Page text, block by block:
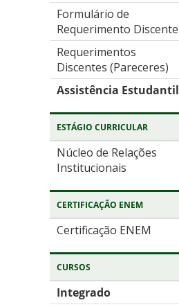
Formulário de
Requerimento Discente
Requerimentos
Discentes (Pareceres)
Assistência Estudantil
ESTÁGIO CURRICULAR
Núcleo de Relações
Institucionais
CERTIFICAÇÃO ENEM
Certificação ENEM
CURSOS
Integrado